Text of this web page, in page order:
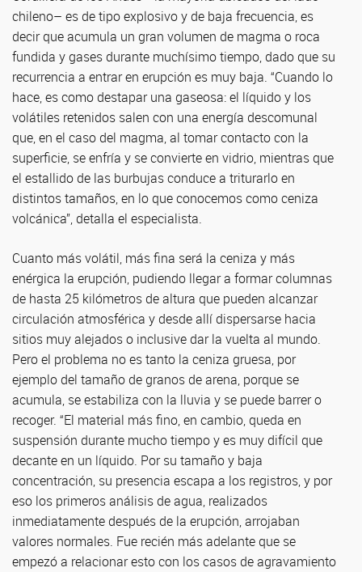
chileno– es de tipo explosivo y de baja frecuencia, es
decir que acumula un gran volumen de magma o roca
fundida y gases durante muchísimo tiempo, dado que su
recurrencia a entrar en erupción es muy baja. “Cuando lo
hace, es como destapar una gaseosa: el líquido y los
volátiles retenidos salen con una energía descomunal
que, en el caso del magma, al tomar contacto con la
superficie, se enfría y se convierte en vidrio, mientras que
el estallido de las burbujas conduce a triturarlo en
distintos tamaños, en lo que conocemos como ceniza
volcánica”, detalla el especialista.
Cuanto más volátil, más fina será la ceniza y más
enérgica la erupción, pudiendo llegar a formar columnas
de hasta 25 kilómetros de altura que pueden alcanzar
circulación atmosférica y desde allí dispersarse hacia
sitios muy alejados o inclusive dar la vuelta al mundo.
Pero el problema no es tanto la ceniza gruesa, por
ejemplo del tamaño de granos de arena, porque se
acumula, se estabiliza con la lluvia y se puede barrer o
recoger. “El material más fino, en cambio, queda en
suspensión durante mucho tiempo y es muy difícil que
decante en un líquido. Por su tamaño y baja
concentración, su presencia escapa a los registros, y por
eso los primeros análisis de agua, realizados
inmediatamente después de la erupción, arrojaban
valores normales. Fue recién más adelante que se
empezó a relacionar esto con los casos de agravamiento